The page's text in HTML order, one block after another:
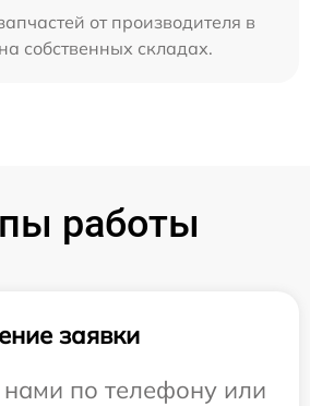
от производителя в
собственных складах.
работы
заявки
по телефону или